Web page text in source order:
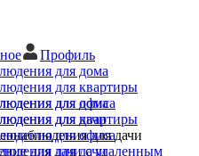
для дома
для квартиры
для офиса
для дачи
для дачи
для дачи с удаленным
Профиль
для дома
для квартиры
для офиса
для дачи